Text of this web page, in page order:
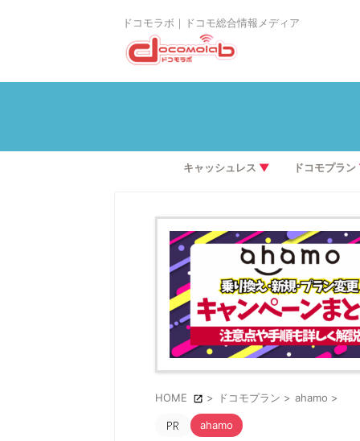
ドコモラボ｜ドコモ総合情報メディア
キャッシュレス ▼ ドコモプラン
HOME > ドコモプラン > ahamo >
ahamo